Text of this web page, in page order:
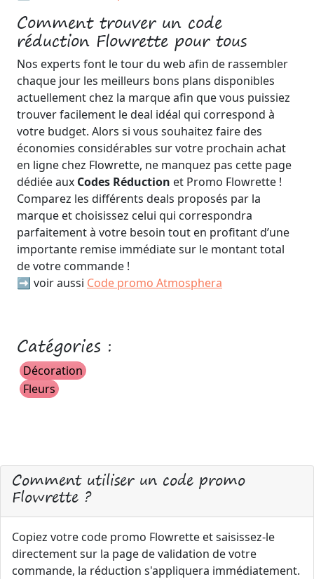
Comment trouver un code
réduction Flowrette pour tous
Nos experts font le tour du web afin de rassembler
chaque jour les meilleurs bons plans disponibles
actuellement chez la marque afin que vous puissiez
trouver facilement le deal idéal qui correspond à
votre budget. Alors si vous souhaitez faire des
économies considérables sur votre prochain achat
en ligne chez Flowrette, ne manquez pas cette page
dédiée aux Codes Réduction et Promo Flowrette !
Comparez les différents deals proposés par la
marque et choisissez celui qui correspondra
parfaitement à votre besoin tout en profitant d’une
importante remise immédiate sur le montant total
de votre commande !
➡️ voir aussi Code promo Atmosphera
Catégories :
Décoration
Fleurs
Comment utiliser un code promo
Flowrette ?
Copiez votre code promo Flowrette et saisissez-le
directement sur la page de validation de votre
commande, la réduction s'appliquera immédiatement.